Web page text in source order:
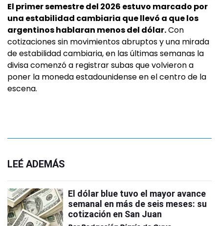
El primer semestre del 2026 estuvo marcado por
una estabilidad cambiaria que llevó a que los
argentinos hablaran menos del dólar.Con
cotizaciones sin movimientos abruptos y una mirada
de estabilidad cambiaria, en las últimas semanas la
divisa comenzó a registrar subas que volvieron a
poner la moneda estadounidense en el centro de la
escena.
LEÉ ADEMÁS
El dólar blue tuvo el mayor avance
semanal en más de seis meses: su
cotización en San Juan